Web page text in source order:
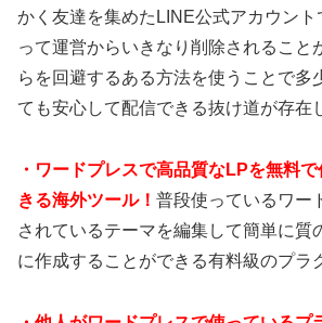
かく友達を集めたLINE公式アカウント
って運営からいきなり削除されること
らを回避するある方法を使うことで多
ても安心して配信できる抜け道が存在
・ ワードプレスで高品質なLPを無料
きる海外ツール！ 普段使っているワー
されているテーマを編集して簡単に質
に作成することができる有料級のプラ